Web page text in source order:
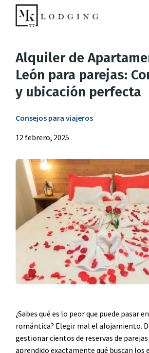
Alquiler de
León para parejas:
y ubicación perfecta
Consejos para viajeros
12 febrero, 2025
¿Sabes qué es lo peor que puede pasar
romántica? Elegir mal el alojamiento.
gestionar cientos de reservas de
aprendido exactamente qué buscan los